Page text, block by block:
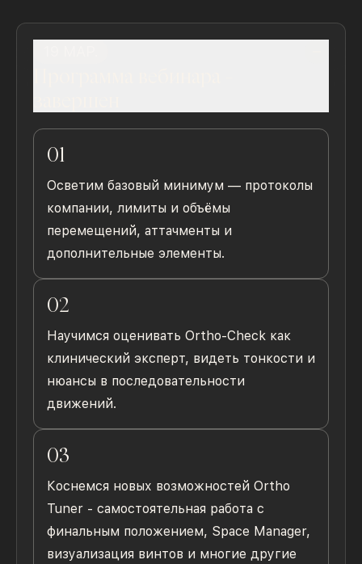
01
Осветим базовый минимум — протоколы
компании, лимиты и объёмы
перемещений, аттачменты и
дополнительные элементы.
02
Научимся оценивать Ortho-Check как
клинический эксперт, видеть тонкости и
нюансы в последовательности
движений.
03
Коснемся новых возможностей Ortho
Tuner - самостоятельная работа с
финальным положением, Space Manager,
визуализация винтов и многие другие